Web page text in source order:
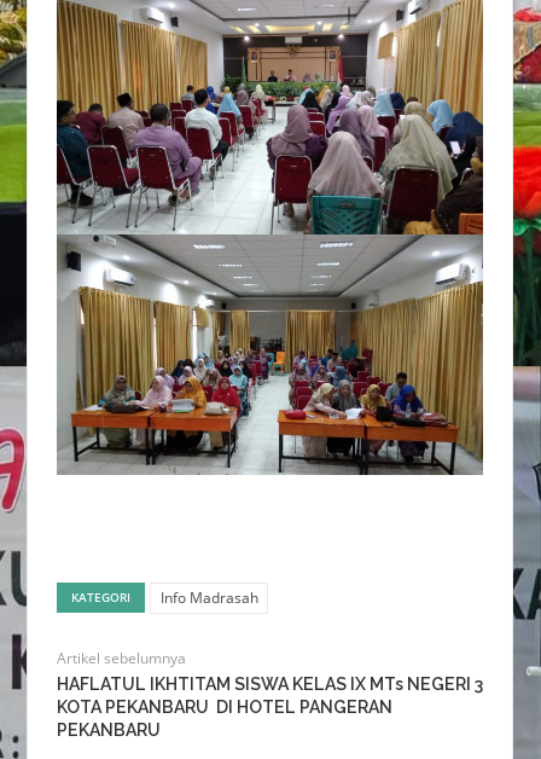
KATEGORI Info Madrasah
Artikel sebelumnya
HAFLATUL IKHTITAM SISWA KELAS IX MTs NEGERI 3
KOTA PEKANBARU DI HOTEL PANGERAN
PEKANBARU